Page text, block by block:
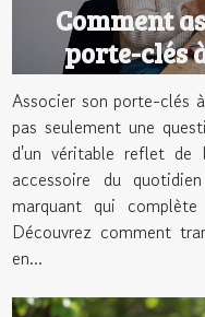
Comment
porte-clés
Associer son porte-clés
pas seulement une
d'un véritable reflet de
accessoire du
marquant qui
Découvrez comment
en...